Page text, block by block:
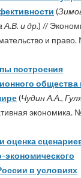
(
А.В. и др.) //
и
построения
общества
(Чудин А.А.,
экономика.
оценка
экономического
в условиях